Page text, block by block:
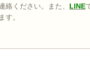
絡ください。また、 LINE
す。